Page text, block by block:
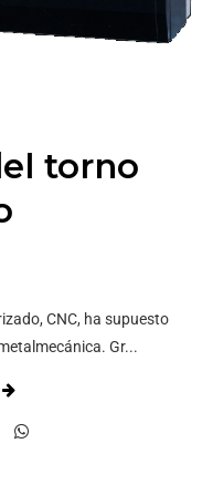
torno
CNC, ha supuesto
Gr...